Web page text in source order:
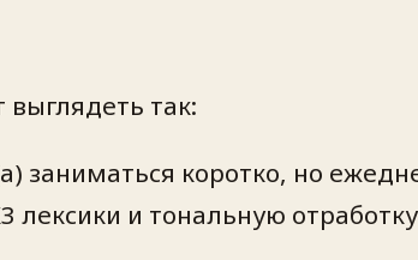
так:
заниматься коротко, но
лексики и тональную